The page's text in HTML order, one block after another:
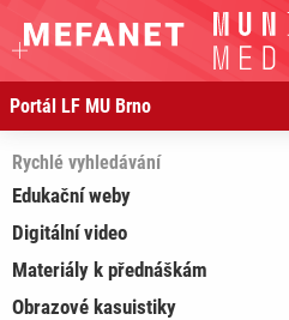
Portál LF MU Brno
Rychlé vyhledávání
Edukační weby
Digitální video
Materiály k přednáškám
Obrazové kasuistiky